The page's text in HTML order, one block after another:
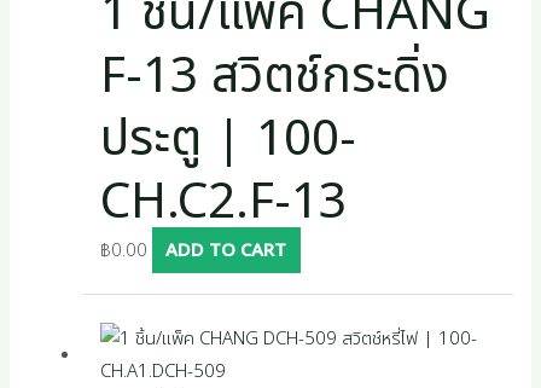
F-13 สวิตช์กระดิ่ง
ประตู | 100-
CH.C2.F-13
฿0.00 ADD TO CART